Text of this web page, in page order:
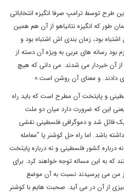
طرح توسط ترامپ صرفا انگیزه انتخاباتی
طور که انگیزه نتانیاهو از آن هم همین
بود، زمان بندی اش اشتباه بود و
بود رسانه های عربی به ویژه آن دسته از
آن خبردار می شدند. می دانی که هیچ
دادند. و معنای آن روشن است.»
و پایتخت آن مطرح است که باید راه
این که ضرورت دارد میان دو ملت
قائل شد و دموگرافی فلسطینی نقشی
باشد. اما راه حل کوشنر یا "معامله
کشور فلسطینی و نه درباره پایتخت
که به این مساله توجه خواهند کرد. برای
من می پرسیدند نسبت به آن موضع
از آن در می آید. صحبت هایم با کوشنر